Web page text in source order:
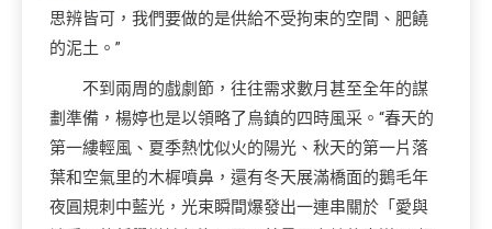
思辨皆可，我們要做的是供給不受拘束的空間、肥饒
的泥土。”
不到兩周的戲劇節，往往需求數月甚至全年的謀
劃準備，楊婷也是以領略了烏鎮的四時風采。“春天的
第一縷輕風、夏季熱忱似火的陽光、秋天的第一片落
葉和空氣里的木樨噴鼻，還有冬天展滿橋面的鵝毛年
夜圓規刺中藍光，光束瞬間爆發出一連串關於「愛與